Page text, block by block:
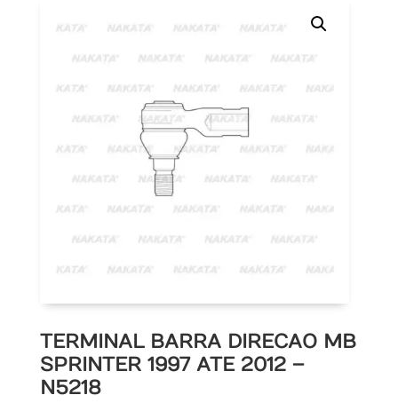
TERMINAL BARRA DIRECAO MB
SPRINTER 1997 ATE 2012 –
N5218